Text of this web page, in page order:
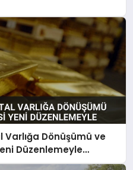
Varlığa Dönüşümü ve
Düzenlemeyle